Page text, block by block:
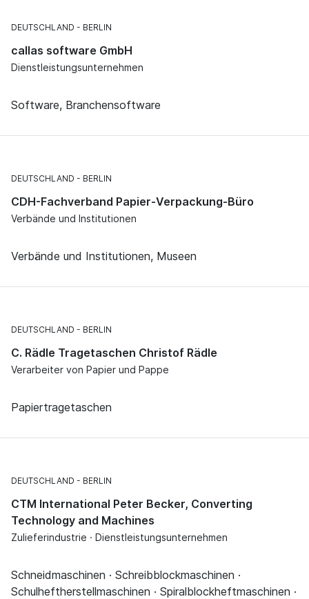
DEUTSCHLAND BERLIN
callas software GmbH
Dienstleistungsunternehmen
Software, Branchensoftware
DEUTSCHLAND BERLIN
CDH-Fachverband Papier-Verpackung-Büro
Verbände und Institutionen
Verbände und Institutionen, Museen
DEUTSCHLAND BERLIN
C. Rädle Tragetaschen Christof Rädle
Verarbeiter von Papier und Pappe
Papiertragetaschen
DEUTSCHLAND BERLIN
CTM International Peter Becker, Converting
Technology and Machines
Zulieferindustrie · Dienstleistungsunternehmen
Schneidmaschinen · Schreibblockmaschinen ·
Schulheftherstellmaschinen · Spiralblockheftmaschinen ·